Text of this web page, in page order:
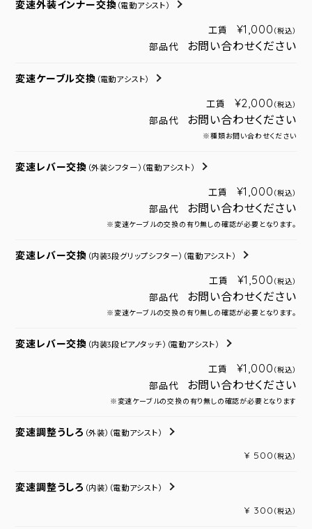
変速外装インナー交換 （電動アシスト）
工賃 ¥1,000 （税込）
部品代 お問い合わせください
変速ケーブル交換 （電動アシスト）
工賃 ¥2,000 （税込）
部品代 お問い合わせください
※種類お問い合わせください
変速レバー交換 （外装シフター） （電動アシスト）
工賃 ¥1,000 （税込）
部品代 お問い合わせください
※変速ケーブルの交換の有り無しの確認が必要となります。
変速レバー交換 （内装3段グリップシフター） （電動アシスト）
工賃 ¥1,500 （税込）
部品代 お問い合わせください
※変速ケーブルの交換の有り無しの確認が必要となります。
変速レバー交換 （内装3段ピアノタッチ） （電動アシスト）
工賃 ¥1,000 （税込）
部品代 お問い合わせください
※変速ケーブルの交換の有り無しの確認が必要となります
変速調整うしろ （外装） （電動アシスト）
¥ 500 （税込）
変速調整うしろ （内装） （電動アシスト）
¥ 300 （税込）